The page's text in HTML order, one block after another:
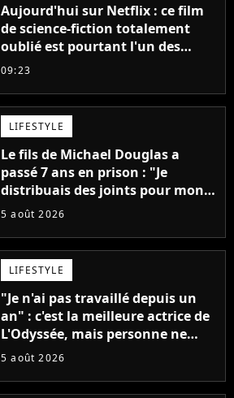
Aujourd'hui sur Netflix : ce film
de science-fiction totalement
oublié est pourtant l'un des
meilleurs des années 2010
09:23
LIFESTYLE
Le fils de Michael Douglas a
passé 7 ans en prison : "Je
distribuais des joints pour mon
père"
5 août 2026
LIFESTYLE
"Je n'ai pas travaillé depuis un
an" : c'est la meilleure actrice de
L'Odyssée, mais personne ne
veut lui donner de rôle au
5 août 2026